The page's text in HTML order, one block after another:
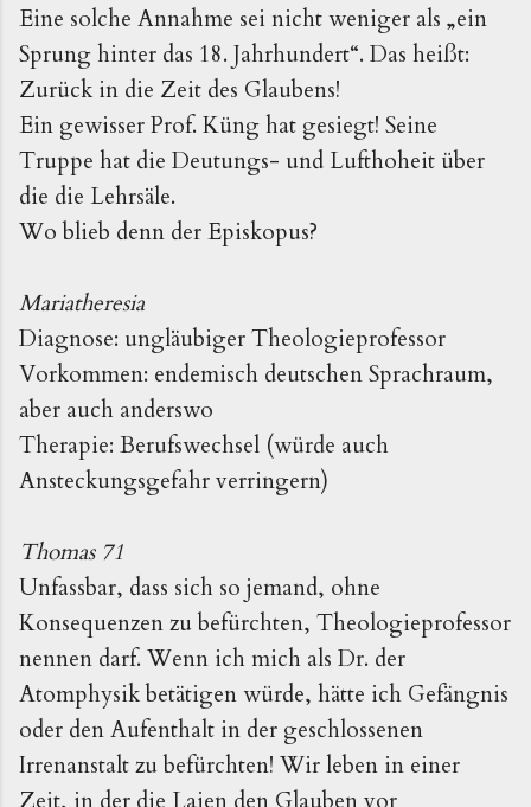
Eine solche Annahme sei nicht weniger als „ein
Sprung hinter das 18. Jahrhundert“. Das heißt:
Zurück in die Zeit des Glaubens!
Ein gewisser Prof. Küng hat gesiegt! Seine
Truppe hat die Deutungs- und Lufthoheit über
die die Lehrsäle.
Wo blieb denn der Episkopus?
Mariatheresia
Diagnose: ungläubiger Theologieprofessor
Vorkommen: endemisch deutschen Sprachraum,
aber auch anderswo
Therapie: Berufswechsel (würde auch
Ansteckungsgefahr verringern)
Thomas 71
Unfassbar, dass sich so jemand, ohne
Konsequenzen zu befürchten, Theologieprofessor
nennen darf. Wenn ich mich als Dr. der
Atomphysik betätigen würde, hätte ich Gefängnis
oder den Aufenthalt in der geschlossenen
Irrenanstalt zu befürchten! Wir leben in einer
Zeit, in der die Laien den Glauben vor